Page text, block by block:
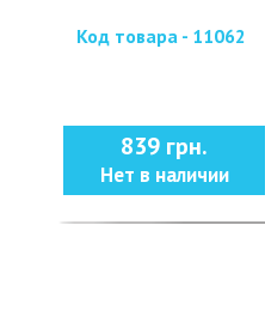
Код товара - 11062
839 грн.
Нет в наличии